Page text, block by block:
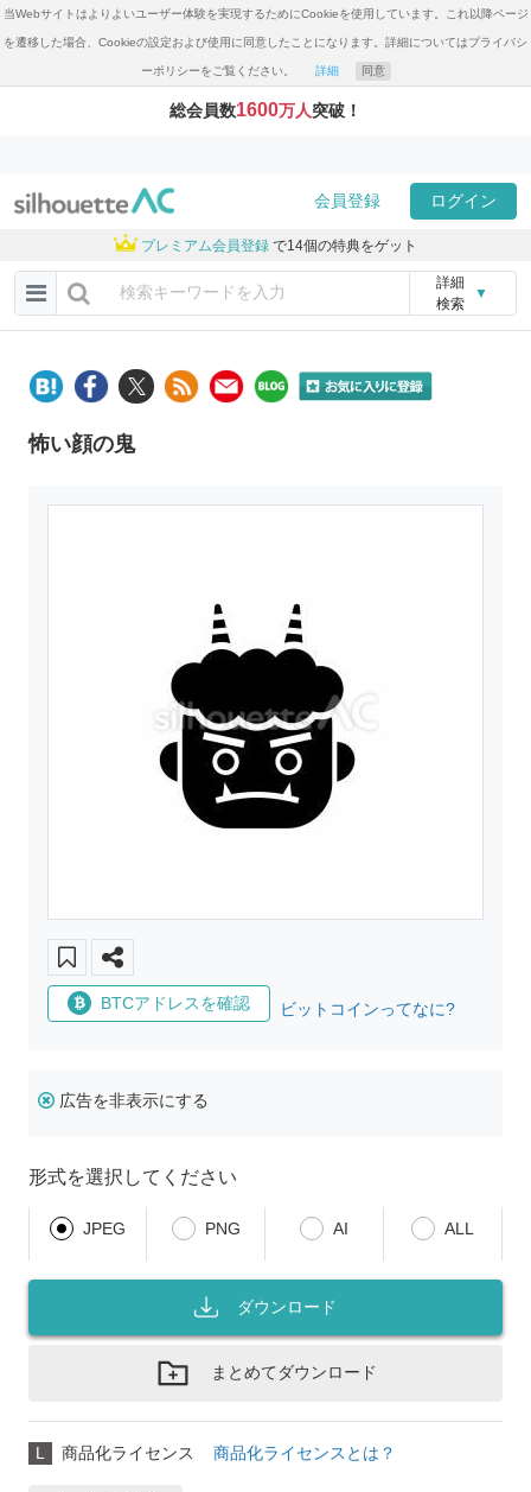
当Webサイトはよりよいユーザー体験を実現するためにCookieを使用しています。これ以降ページ
を遷移した場合、Cookieの設定および使用に同意したことになります。詳細についてはプライバシ
ーポリシーをご覧ください。 詳細 同意
総会員数1600万人突破！
会員登録 ログイン
プレミアム会員登録 で14個の特典をゲット
詳細
検索
▼
怖い顔の鬼
BTCアドレスを確認 ビットコインってなに?
広告を非表示にする
形式を選択してください
JPEG PNG AI ALL
ダウンロード
まとめてダウンロード
L 商品化ライセンス 商品化ライセンスとは？